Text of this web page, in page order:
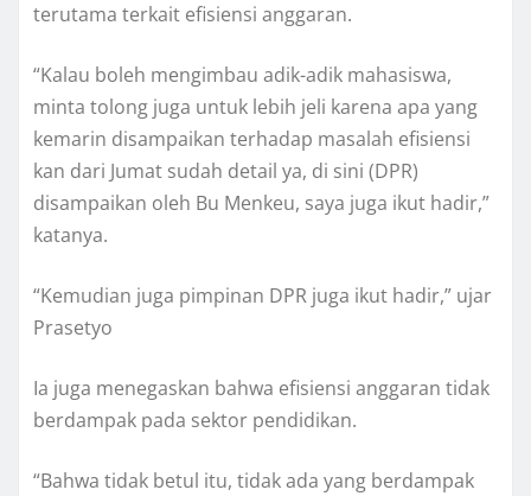
terutama terkait efisiensi anggaran.
“Kalau boleh mengimbau adik-adik mahasiswa,
minta tolong juga untuk lebih jeli karena apa yang
kemarin disampaikan terhadap masalah efisiensi
kan dari Jumat sudah detail ya, di sini (DPR)
disampaikan oleh Bu Menkeu, saya juga ikut hadir,”
katanya.
“Kemudian juga pimpinan DPR juga ikut hadir,” ujar
Prasetyo
Ia juga menegaskan bahwa efisiensi anggaran tidak
berdampak pada sektor pendidikan.
“Bahwa tidak betul itu, tidak ada yang berdampak